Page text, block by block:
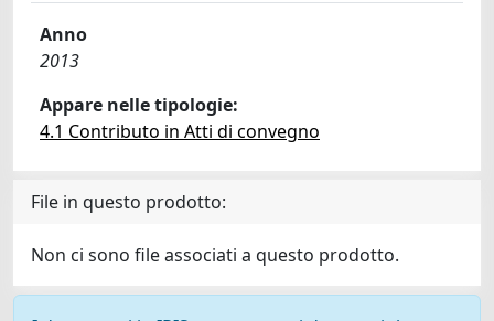
Anno
2013
Appare nelle tipologie:
4.1 Contributo in Atti di convegno
File in questo prodotto:
Non ci sono file associati a questo prodotto.